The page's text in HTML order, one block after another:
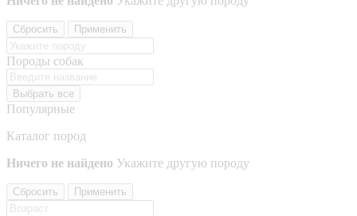
Сбросить Применить
Породы собак
Выбрать все
Популярные
Каталог пород
Ничего не найдено Укажите другую породу
Сбросить Применить